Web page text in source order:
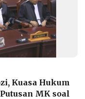
Kuasa Hukum
MK soal